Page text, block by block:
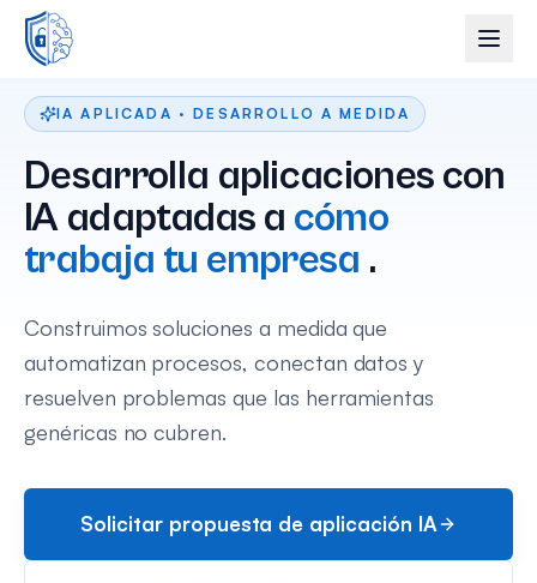
IA APLICADA · DESARROLLO A MEDIDA
Desarrolla aplicaciones con
IA adaptadas a cómo
trabaja tu empresa .
Construimos soluciones a medida que
automatizan procesos, conectan datos y
resuelven problemas que las herramientas
genéricas no cubren.
Solicitar propuesta de aplicación IA